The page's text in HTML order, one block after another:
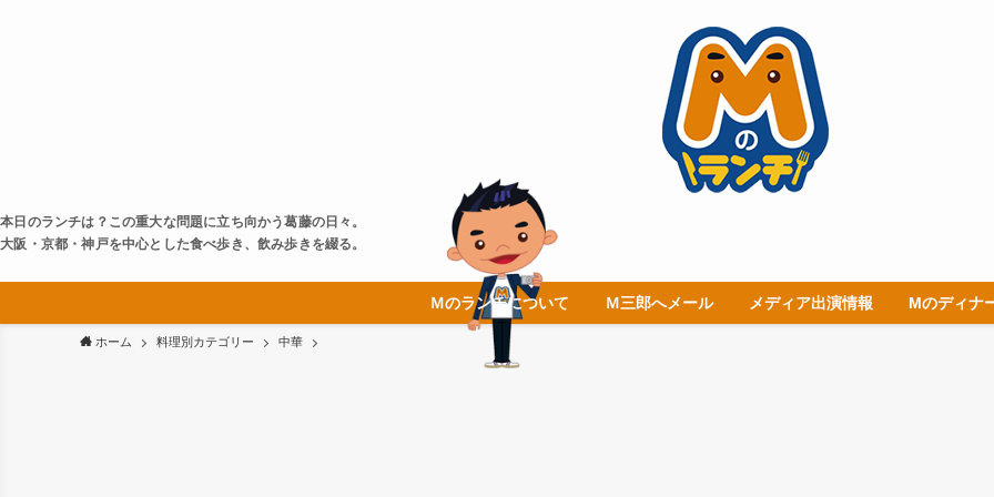
本日のランチは？この重大な問題に立ち向かう葛藤の日々。
大阪・京都・神戸を中心とした食べ歩き、飲み歩きを綴る。
Ｍのランチについて Ｍ三郎へメール メディア出演情報 Mのディナ
ホーム 料理別カテゴリー 中華